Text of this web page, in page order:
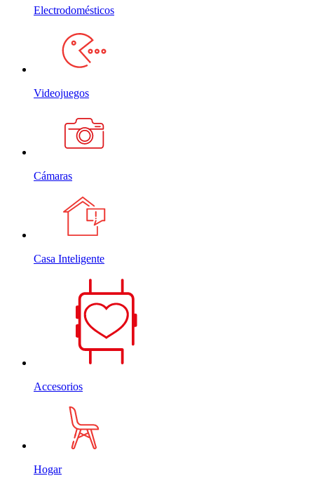
Electrodomésticos
Videojuegos
Cámaras
Casa Inteligente
Accesorios
Hogar